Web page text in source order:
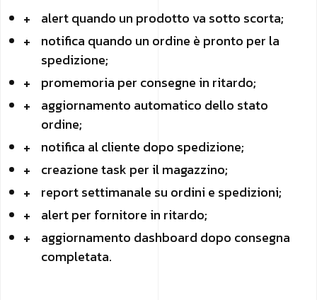
alert quando un prodotto va sotto scorta;
notifica quando un ordine è pronto per la
spedizione;
promemoria per consegne in ritardo;
aggiornamento automatico dello stato
ordine;
notifica al cliente dopo spedizione;
creazione task per il magazzino;
report settimanale su ordini e spedizioni;
alert per fornitore in ritardo;
aggiornamento dashboard dopo consegna
completata.